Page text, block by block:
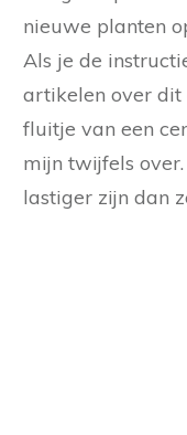
nieuwe planten
Als je de
artikelen over dit
fluitje van een
mijn twijfels
lastiger zijn dan